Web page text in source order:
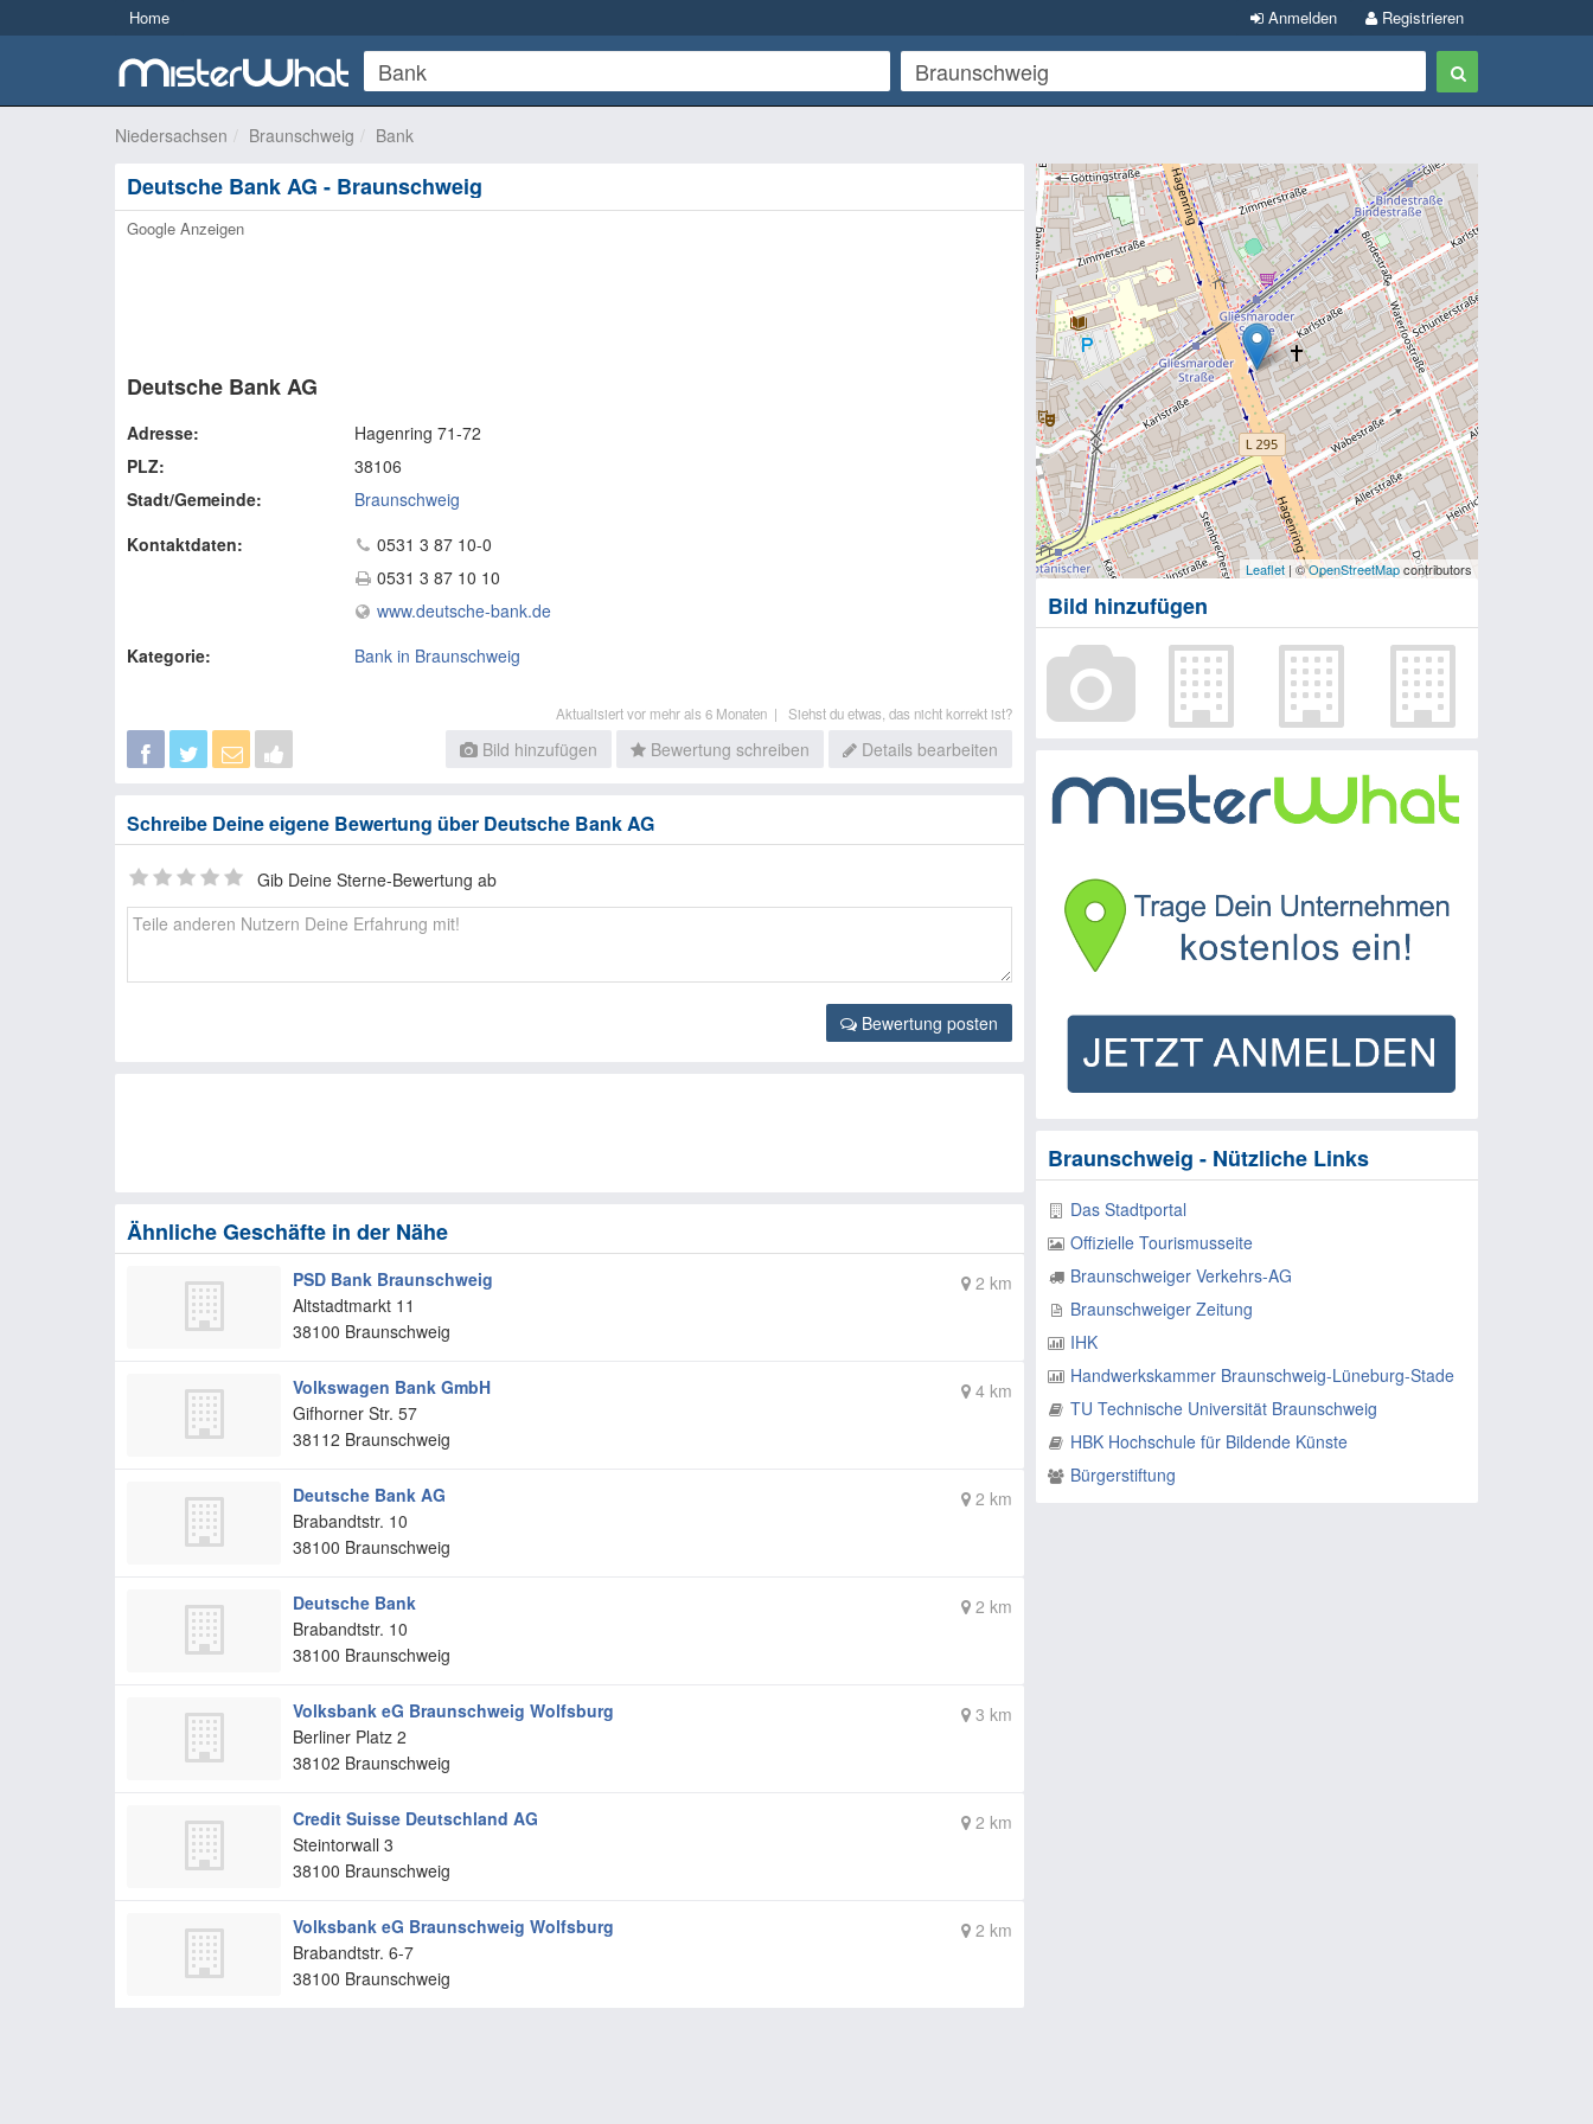
Home Registrieren
Anmelden
Niedersachsen Braunschweig Bank
Deutsche Bank AG - Braunschweig
Google Anzeigen
Deutsche Bank AG
Adresse:
Hagenring 71-72
PLZ:
38106
Stadt/Gemeinde:
Braunschweig
Kontaktdaten:
0531 3 87 10-0
0531 3 87 10 10
www.deutsche-bank.de
Kategorie:
Bank in Braunschweig
Aktualisiert vor mehr als 6 Monaten | Siehst du etwas, das nicht korrekt ist?
Bild hinzufügen Bewertung schreiben Details bearbeiten
Schreibe Deine eigene Bewertung über Deutsche Bank AG
Gib Deine Sterne-Bewertung ab
Bewertung posten
Ähnliche Geschäfte in der Nähe
2 km
PSD Bank Braunschweig
Altstadtmarkt 11
38100 Braunschweig
4 km
Volkswagen Bank GmbH
Gifhorner Str. 57
38112 Braunschweig
2 km
Deutsche Bank AG
Brabandtstr. 10
38100 Braunschweig
2 km
Deutsche Bank
Brabandtstr. 10
38100 Braunschweig
3 km
Volksbank eG Braunschweig Wolfsburg
Berliner Platz 2
38102 Braunschweig
2 km
Credit Suisse Deutschland AG
Steintorwall 3
38100 Braunschweig
2 km
Volksbank eG Braunschweig Wolfsburg
Brabandtstr. 6-7
38100 Braunschweig
Leaflet| ©OpenStreetMapcontributors
Bild hinzufügen
Braunschweig - Nützliche Links
Das Stadtportal
Offizielle Tourismusseite
Braunschweiger Verkehrs-AG
Braunschweiger Zeitung
IHK
Handwerkskammer Braunschweig-Lüneburg-Stade
TU Technische Universität Braunschweig
HBK Hochschule für Bildende Künste
Bürgerstiftung